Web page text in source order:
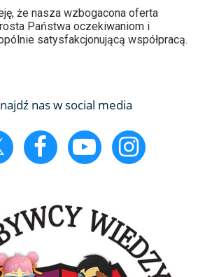
że nasza wzbogacona oferta
Państwa oczekiwaniom i
satysfakcjonującą współpracą.
nas w social media